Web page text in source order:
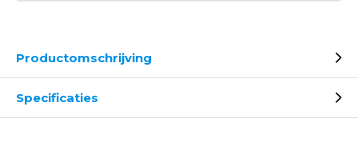
Productomschrijving
Specificaties